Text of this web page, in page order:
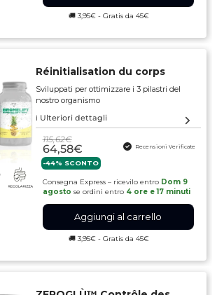
🚚 3,95€ - Gratis da 45€
Réinitialisation du corps
Sviluppati per ottimizzare i 3 pilastri del
nostro organismo
ℹ️ Ulteriori dettagli
64,58€
115,62€
-44% SCONTO
Recensioni Verificate
Consegna Express – ricevilo entro Dom 9
agosto se ordini entro 4 ore e 17 minuti
Aggiungi al carrello
🚚 3,95€ - Gratis da 45€